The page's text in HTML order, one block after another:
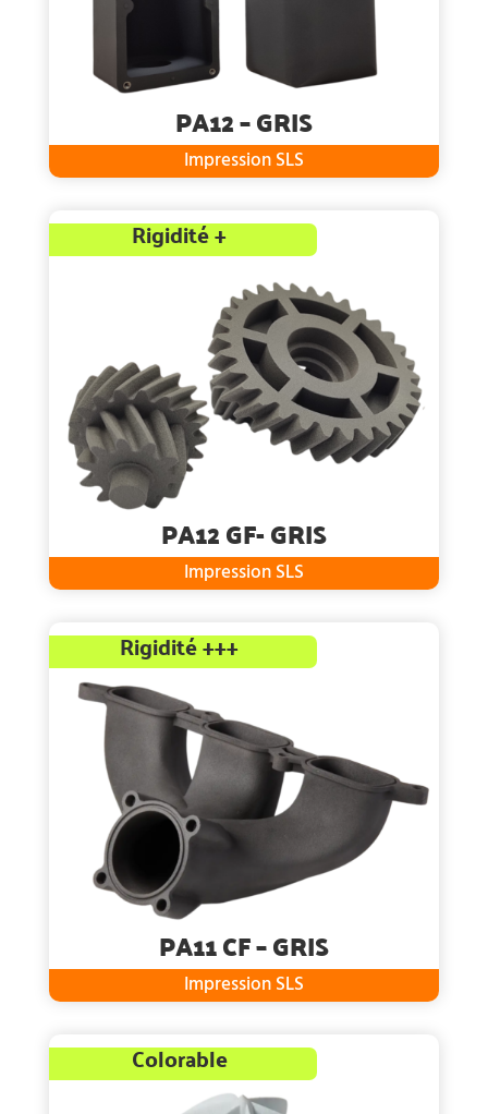
PA12 – GRIS
Impression SLS
Rigidité +
PA12 GF- GRIS
Impression SLS
Rigidité +++
PA11 CF – GRIS
Impression SLS
Colorable